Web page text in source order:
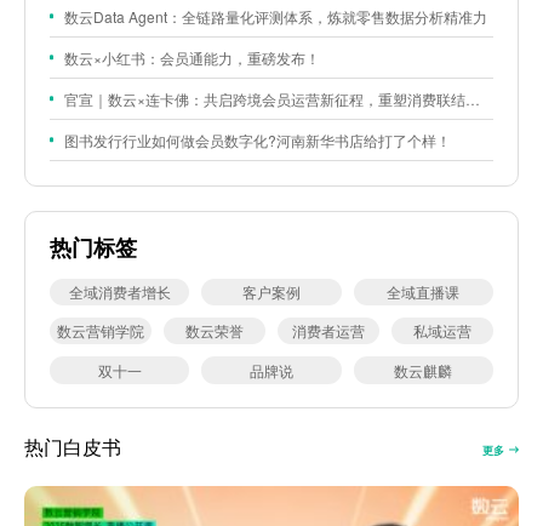
数云Data Agent：全链路量化评测体系，炼就零售数据分析精准力
数云×小红书：会员通能力，重磅发布！
官宣｜数云×连卡佛：共启跨境会员运营新征程，重塑消费联结新体验
图书发行行业如何做会员数字化?河南新华书店给打了个样！
热门标签
全域消费者增长 客户案例
全域直播课
数云营销学院
数云荣誉 消费者运营
私域运营
双十一
品牌说 数云麒麟
热门白皮书 更多